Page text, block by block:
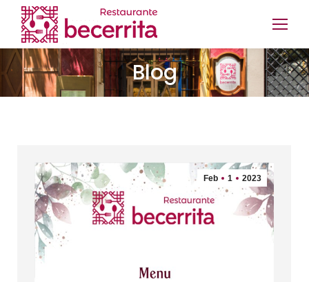
Blog
Feb 1 2023